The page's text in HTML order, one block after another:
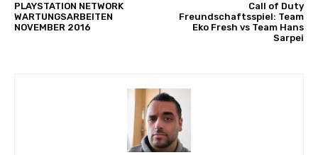
PLAYSTATION NETWORK
WARTUNGSARBEITEN
NOVEMBER 2016
Call of Duty
Freundschaftsspiel: Team
Eko Fresh vs Team Hans
Sarpei